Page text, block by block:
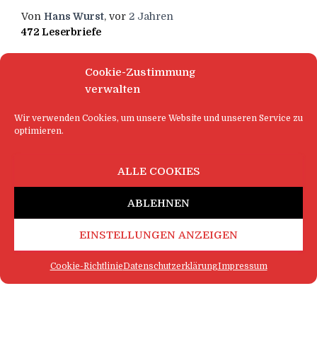
Cookie-Zustimmung
verwalten
Wir verwenden Cookies, um unsere Website und unseren Service zu
optimieren.
ALLE COOKIES
ABLEHNEN
EINSTELLUNGEN ANZEIGEN
Cookie-RichtlinieDatenschutzerklärungImpressum
Von Hans Wurst, vor 2 Jahren
472 Leserbriefe